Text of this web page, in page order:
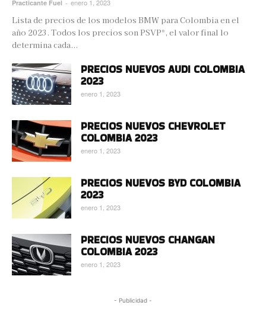
Practicante Fuel - enero 1, 2023
Lista de precios de los modelos BMW para Colombia en el
año 2023. Todos los precios son PSVP*, el valor final lo
determina cada...
PRECIOS NUEVOS AUDI COLOMBIA
2023
enero 1, 2023
PRECIOS NUEVOS CHEVROLET
COLOMBIA 2023
enero 1, 2023
PRECIOS NUEVOS BYD COLOMBIA
2023
enero 1, 2023
PRECIOS NUEVOS CHANGAN
COLOMBIA 2023
enero 1, 2023
- Publicidad -